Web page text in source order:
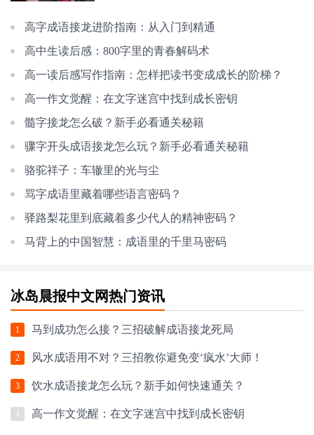
高字成语接龙进阶指南：从入门到精通
高中生读后感：800字里的青春解码术
高一读后感写作指南：怎样把读书变成成长的阶梯？
高一作文觉醒：在文字迷宫中找到成长密钥
髓字接龙怎么破？新手必看通关秘籍
骤字开头成语接龙怎么玩？新手必看通关秘籍
骆驼祥子：车辙里的光与尘
骂字成语里藏着哪些语言密码？
驿路梨花里到底藏着多少代人的精神密码？
马背上的中国智慧：成语里的千里马密码
冰岛晨报中文网热门资讯
1 马到成功怎么接？三招破解成语接龙死局
2 风水成语用不对？三招教你避免变‘疯水’大师！
3 饮水成语接龙怎么玩？新手如何快速通关？
4 高一作文觉醒：在文字迷宫中找到成长密钥